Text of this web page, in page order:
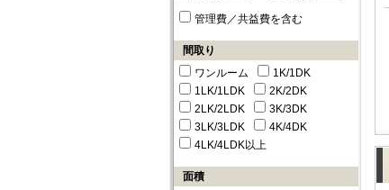
管理費／共益費を含む
間取り
ワンルーム
1K/1DK
1LK/1LDK
2K/2DK
2LK/2LDK
3K/3DK
3LK/3LDK
4K/4DK
4LK/4LDK以上
面積